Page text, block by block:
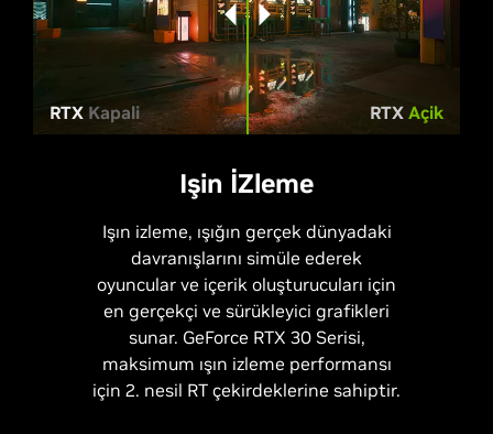
Işin İZleme
Işın izleme, ışığın gerçek dünyadaki
davranışlarını simüle ederek
oyuncular ve içerik oluşturucuları için
en gerçekçi ve sürükleyici grafikleri
sunar. GeForce RTX 30 Serisi,
maksimum ışın izleme performansı